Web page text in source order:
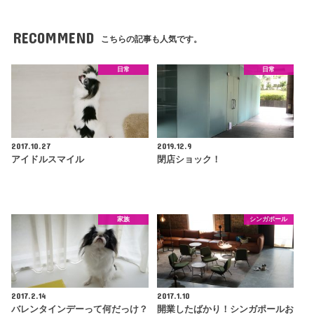
RECOMMEND こちらの記事も人気です。
日常
2017.10.27
アイドルスマイル
日常
2019.12.9
閉店ショック！
家族
2017.2.14
バレンタインデーって何だっけ？
シンガポール
2017.1.10
開業したばかり！シンガポールお